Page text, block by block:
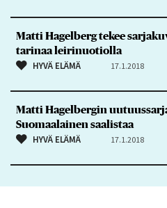
Matti Hagelberg tekee
tarinaa leirinuotiolla
HYVÄ ELÄMÄ 17.1.2018
Matti Hagelbergin
Suomaalainen saalistaa
HYVÄ ELÄMÄ 17.1.2018